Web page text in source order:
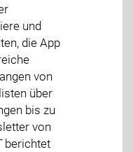
und
die App
von
über
bis zu
von
berichtet